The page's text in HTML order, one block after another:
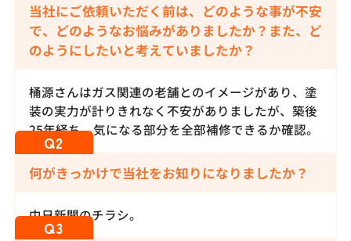
当社にご依頼いただく前は、どのような事が不安
で、どのようなお悩みがありましたか？また、ど
のようにしたいと考えていましたか？
桶源さんはガス関連の老舗とのイメージがあり、塗
装の実力が計りきれなく不安がありましたが、築後
25年経ち、気になる部分を全部補修できるか確認。
何がきっかけで当社をお知りになりましたか？
中日新聞のチラシ。